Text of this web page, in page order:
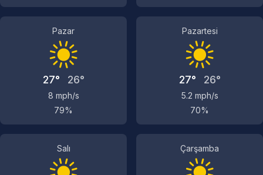
Pazar
27° 26°
8 mph/s
79%
Pazartesi
27° 26°
5.2 mph/s
70%
Salı Çarşamba